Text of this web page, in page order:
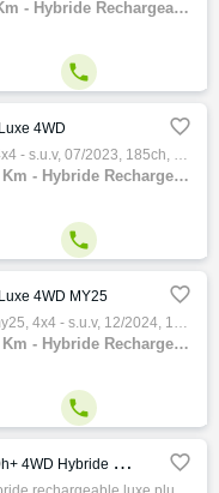
Rechargeable - Automatique - 4x4 - S.U.V

4WD 
Nx, 450h+ luxe 4wd, 4x4 - s.u.v, 07/2023, 185ch, 10cv, 49612 km, 5 portes, 5 places, Clim. auto, Hybride rechargeable, Boite de vitesse aut…
Rechargeable - Automatique - 4x4 - S.U.V

4WD MY25 
Nx, 450h+ luxe 4wd my25, 4x4 - s.u.v, 12/2024, 185ch, 10cv, 42184 km, 5 portes, 5 places, Clim. auto, Hybride rechargeable, Boite de vitess…
Rechargeable - Automatique - 4x4 - S.U.V

Hybride Rechargeable Luxe Plus 